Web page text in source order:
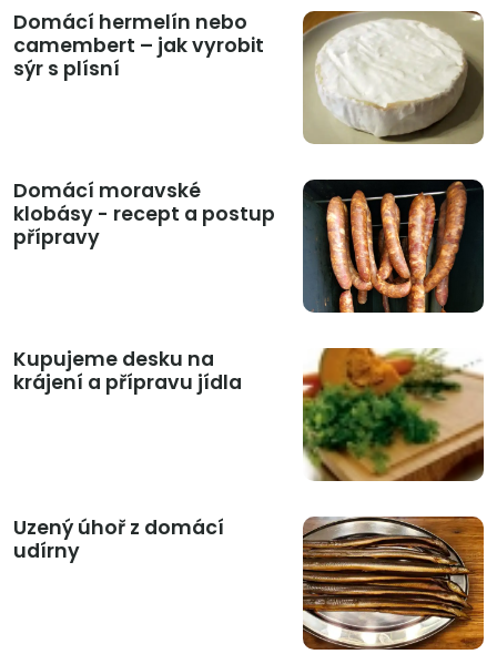
Domácí hermelín nebo
camembert – jak vyrobit
sýr s plísní
Domácí moravské
klobásy - recept a postup
přípravy
Kupujeme desku na
krájení a přípravu jídla
Uzený úhoř z domácí
udírny